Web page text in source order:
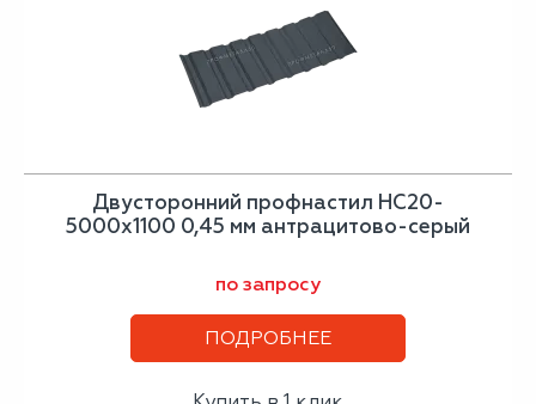
Двусторонний профнастил НС20-
5000х1100 0,45 мм антрацитово-серый
по запросу
ПОДРОБНЕЕ